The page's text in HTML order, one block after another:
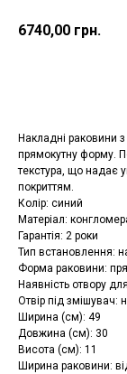
6740,00 грн.
Накладні раковини
прямокутну форму.
текстура, що надає
покриттям.
Колір: синий
Матеріал:
Гарантія: 2 роки
Тип встановлення:
Форма раковини:
Наявність отвору
Отвір під змішувач:
Ширина (см): 49
Довжина (см): 30
Висота (см): 11
Ширина раковини: